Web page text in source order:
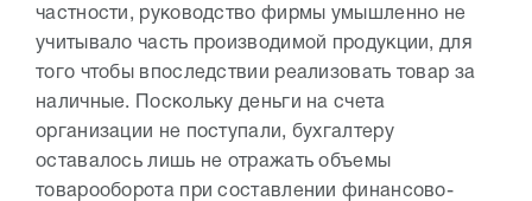
частности, руководство фирмы умышленно не
учитывало часть производимой продукции, для
того чтобы впоследствии реализовать товар за
наличные. Поскольку деньги на счета
организации не поступали, бухгалтеру
оставалось лишь не отражать объемы
товарооборота при составлении финансово-